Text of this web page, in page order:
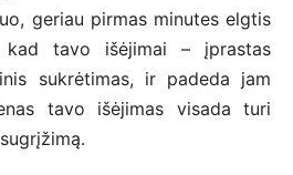
geriau pirmas minutes elgtis
kad tavo išėjimai – įprastas
sukrėtimas, ir padeda jam
tavo išėjimas visada turi